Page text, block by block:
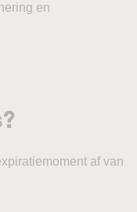
en
af van